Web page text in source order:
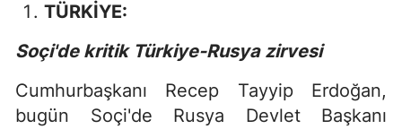
TÜRKİYE:
Soçi'de kritik Türkiye-Rusya zirvesi
Cumhurbaşkanı Recep Tayyip Erdoğan,
bugün Soçi'de Rusya Devlet Başkanı